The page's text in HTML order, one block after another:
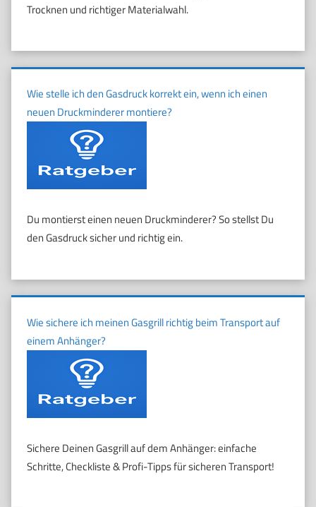
Trocknen und richtiger Materialwahl.
Wie stelle ich den Gasdruck korrekt ein, wenn ich einen
neuen Druckminderer montiere?
Du montierst einen neuen Druckminderer? So stellst Du
den Gasdruck sicher und richtig ein.
Wie sichere ich meinen Gasgrill richtig beim Transport auf
einem Anhänger?
Sichere Deinen Gasgrill auf dem Anhänger: einfache
Schritte, Checkliste & Profi-Tipps für sicheren Transport!